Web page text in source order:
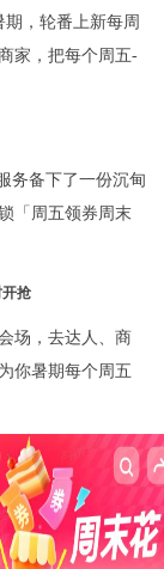
，轮番上新每周
家，把每个周五-
务备下了一份沉甸
「周五领券周末
开抢
场，去达人、商
你暑期每个周五